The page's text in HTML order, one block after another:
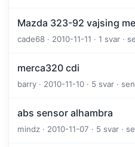
Mazda 323-92 vajsing
cade68 · 2010-11-11 · 1 svar ·
merca320 cdi
barry · 2010-11-10 · 5 svar ·
abs sensor alhambra
mindz · 2010-11-07 · 5 svar ·